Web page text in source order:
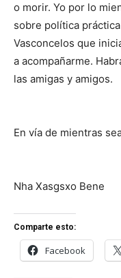
o morir. Yo por lo
sobre política
Vasconcelos que
a acompañarme.
las amigas y amigos.
En vía de mientras
Nha Xasgsxo Bene
Comparte esto:
Facebook